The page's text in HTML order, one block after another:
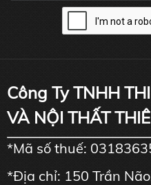
Công Ty TNHH
VÀ NỘI THẤT
*Mã số thuế:
*Địa chỉ: 150 Trần